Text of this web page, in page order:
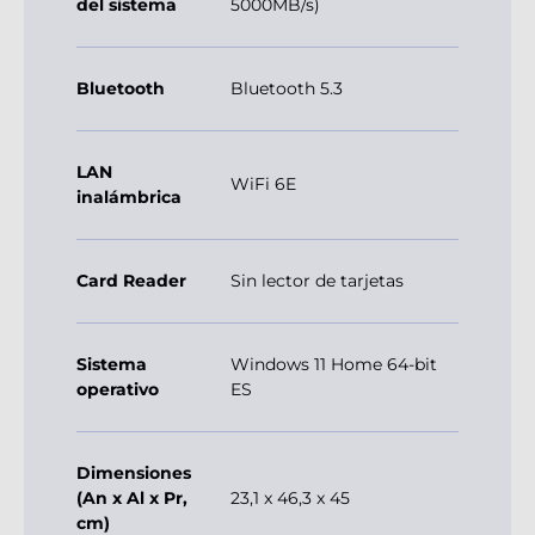
del sistema 5000MB/s)
Bluetooth Bluetooth 5.3
LAN
inalámbrica
WiFi 6E
Card Reader Sin lector de tarjetas
Sistema
operativo
Windows 11 Home 64-bit
ES
Dimensiones
(An x Al x Pr,
cm)
23,1 x 46,3 x 45